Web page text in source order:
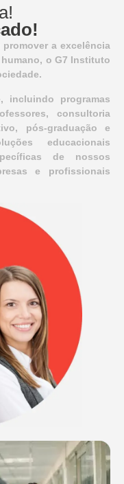
a excelência
o G7 Instituto
incluindo programas
consultoria
pós-graduação e
educacionais
de nossos
e profissionais